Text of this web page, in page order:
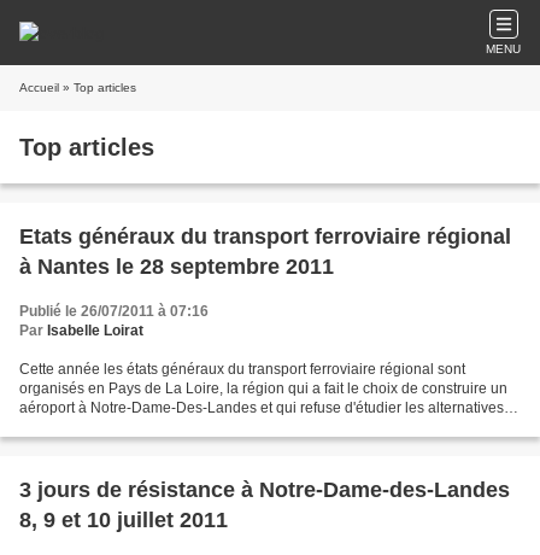
MENU
Accueil » Top articles
Top articles
Etats généraux du transport ferroviaire régional
à Nantes le 28 septembre 2011
Publié le 26/07/2011 à 07:16
Par Isabelle Loirat
Cette année les états généraux du transport ferroviaire régional sont
organisés en Pays de La Loire, la région qui a fait le choix de construire un
aéroport à Notre-Dame-Des-Landes et qui refuse d'étudier les alternatives
3 jours de résistance à Notre-Dame-des-Landes
8, 9 et 10 juillet 2011